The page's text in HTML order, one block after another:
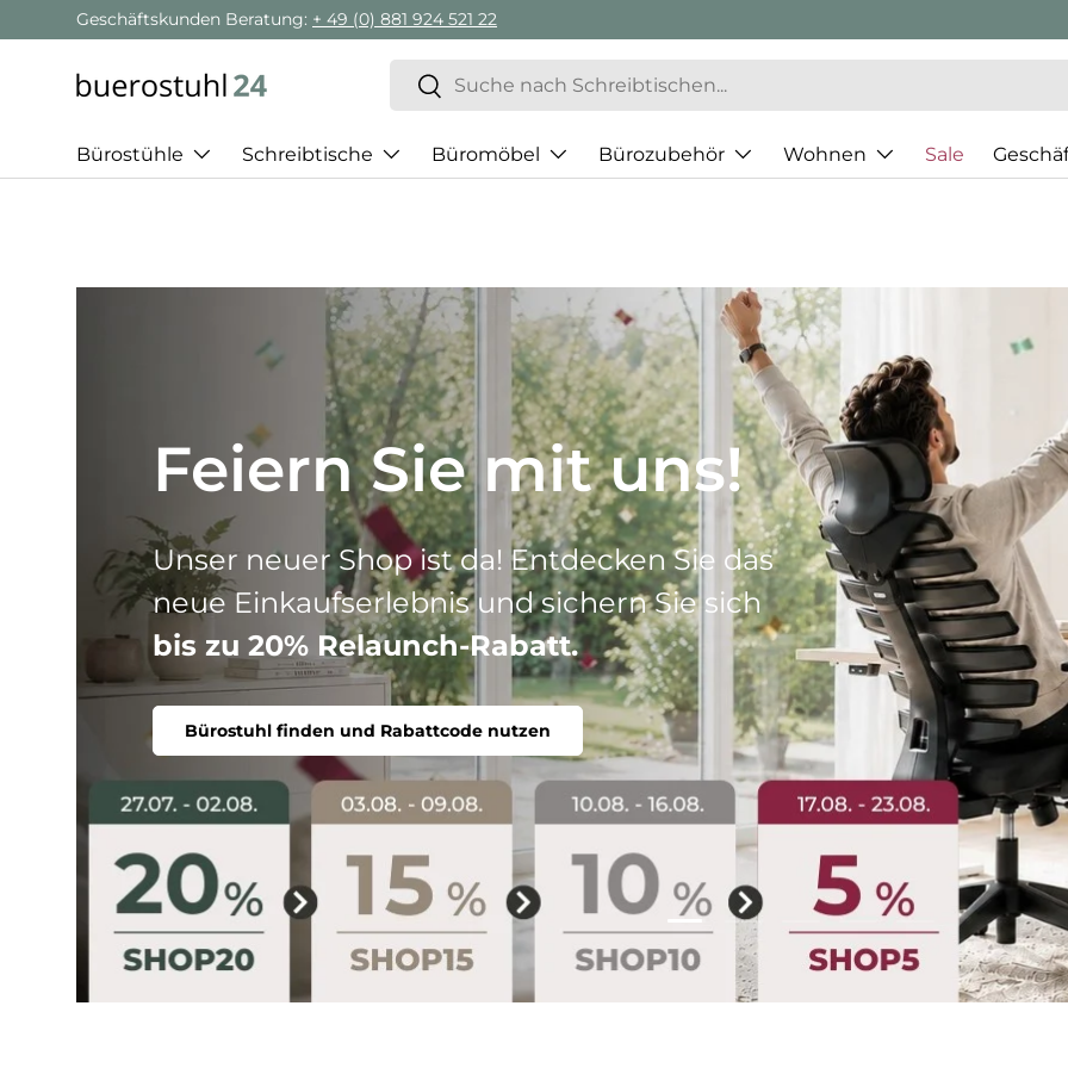
Direkt zum Inhalt
Geschäftskunden Beratung: + 49 (0) 881 924 521 22
Suchen
Suchen
Bürostühle Schreibtische Büromöbel Bürozubehör Wohnen Sale
Best of HJH
Drei Produktlinien, ein Ziel: Ihr perfekter
Stuhl. Ergonomisch, komfortabel, individuell.
Bürostuhl finden
Folie laden 1 von 5
Folie laden 2 von 5
Folie laden 3 von 5
Folie laden 4 von 5
Folie laden 5